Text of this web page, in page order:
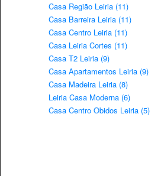
Casa Região Leiria (11)
Casa Barreira Leiria (11)
Casa Centro Leiria (11)
Casa Leiria Cortes (11)
Casa T2 Leiria (9)
Casa Apartamentos Leiria (9)
Casa Madeira Leiria (8)
Leiria Casa Moderna (6)
Casa Centro Obidos Leiria (5)